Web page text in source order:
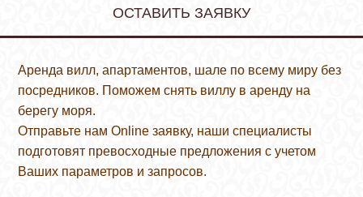
ОСТАВИТЬ ЗАЯВКУ
Аренда вилл, апартаментов, шале по всему миру без
посредников. Поможем снять виллу в аренду на
берегу моря.
Отправьте нам Online заявку, наши специалисты
подготовят превосходные предложения с учетом
Ваших параметров и запросов.